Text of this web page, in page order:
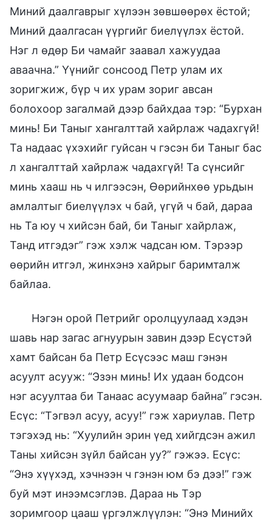
Миний даалгаврыг хүлээн зөвшөөрөх ёстой;
Миний даалгасан үүргийг биелүүлэх ёстой.
Нэг л өдөр Би чамайг заавал хажуудаа
аваачна.” Үүнийг сонсоод Петр улам их
зоригжиж, бүр ч их урам зориг авсан
болохоор загалмай дээр байхдаа тэр: “Бурхан
минь! Би Таныг хангалттай хайрлаж чадахгүй!
Та надаас үхэхийг гуйсан ч гэсэн би Таныг бас
л хангалттай хайрлаж чадахгүй! Та сүнсийг
минь хааш нь ч илгээсэн, Өөрийнхөө урьдын
амлалтыг биелүүлэх ч бай, үгүй ч бай, дараа
нь Та юу ч хийсэн бай, би Таныг хайрлаж,
Танд итгэдэг” гэж хэлж чадсан юм. Тэрээр
өөрийн итгэл, жинхэнэ хайрыг баримталж
байлаа.
Нэгэн орой Петрийг оролцуулаад хэдэн
шавь нар загас агнуурын завин дээр Есүстэй
хамт байсан ба Петр Есүсээс маш гэнэн
асуулт асууж: “Эзэн минь! Их удаан бодсон
нэг асуултаа би Танаас асуумаар байна” гэсэн.
Есүс: “Тэгвэл асуу, асуу!” гэж хариулав. Петр
тэгэхэд нь: “Хуулийн эрин үед хийгдсэн ажил
Таны хийсэн зүйл байсан уу?” гэжээ. Есүс:
“Энэ хүүхэд, хэчнээн ч гэнэн юм бэ дээ!” гэж
буй мэт инээмсэглэв. Дараа нь Тэр
зоримгоор цааш үргэлжлүүлэн: “Энэ Минийх